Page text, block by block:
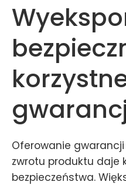
Oferowanie
zwrotu produktu daje
bezpieczeństwa.